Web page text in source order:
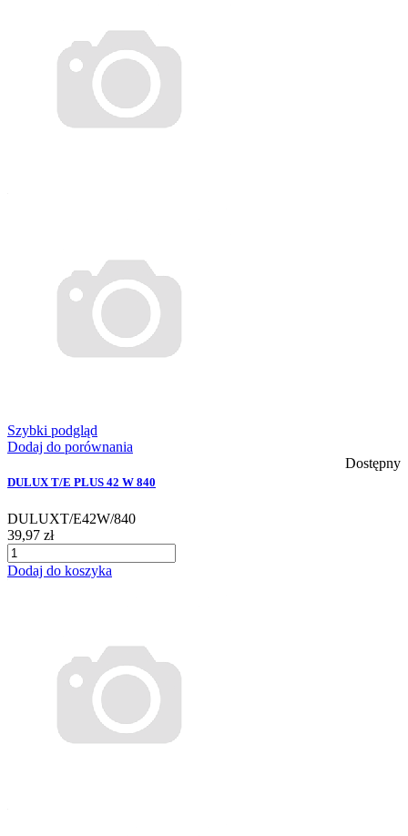
Szybki podgląd
Dodaj do porównania
Dostępny
DULUX T/E PLUS 42 W 840
DULUXT/E42W/840
39,97 zł
Dodaj do koszyka